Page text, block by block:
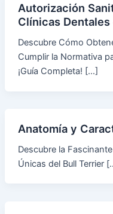
Autorización
Clínicas Dentales
Descubre Cómo
Cumplir la Normativa
¡Guía Completa! […]
Anatomía y
Descubre la
Únicas del Bull Terrier